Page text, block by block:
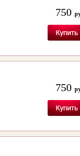
750
750